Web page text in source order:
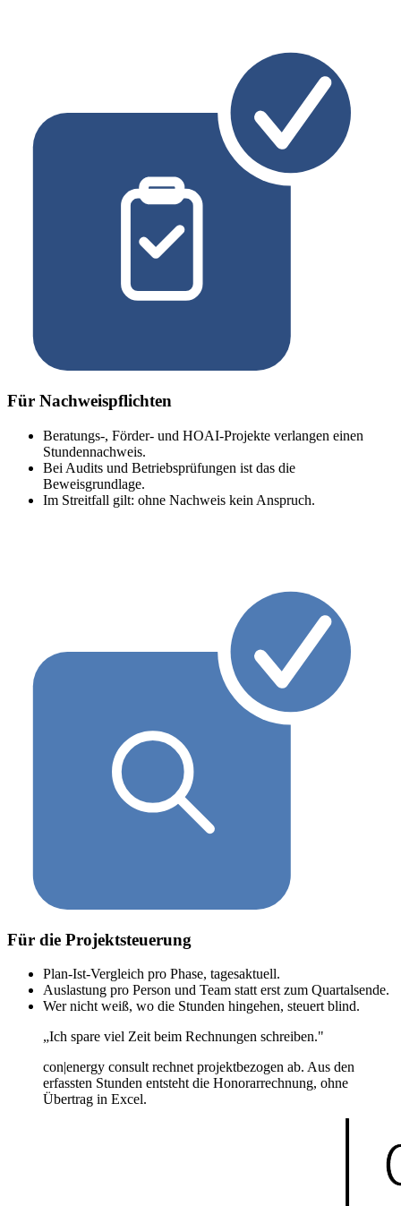
Für Nachweispflichten
Beratungs-, Förder- und HOAI-Projekte verlangen einen
Stundennachweis.
Bei Audits und Betriebsprüfungen ist das die
Beweisgrundlage.
Im Streitfall gilt: ohne Nachweis kein Anspruch.
Für die Projektsteuerung
Plan-Ist-Vergleich pro Phase, tagesaktuell.
Auslastung pro Person und Team statt erst zum Quartalsende.
Wer nicht weiß, wo die Stunden hingehen, steuert blind.
„Ich spare viel Zeit beim Rechnungen schreiben."
con|energy consult rechnet projektbezogen ab. Aus den
erfassten Stunden entsteht die Honorarrechnung, ohne
Übertrag in Excel.